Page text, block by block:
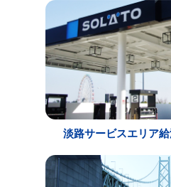
淡路サービスエリア